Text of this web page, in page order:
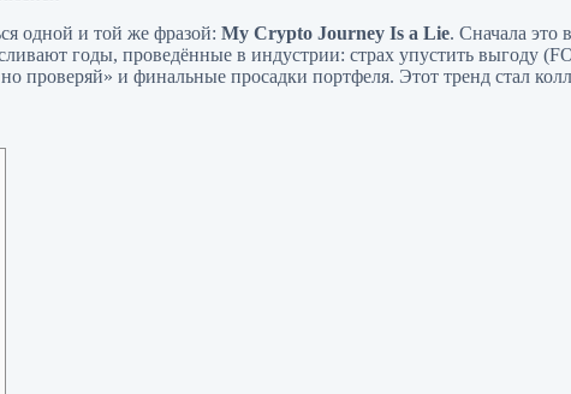
одной и той же фразой: My Crypto Journey Is a Lie. Сначала это
годы, проведённые в индустрии: страх упустить выгоду
проверяй» и финальные просадки портфеля. Этот тренд стал